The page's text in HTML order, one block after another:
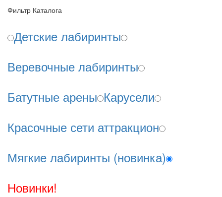
Фильтр Каталога
Детские лабиринты
Веревочные лабиринты
Батутные арены Карусели
Красочные сети аттракцион
Мягкие лабиринты (новинка)
Новинки!